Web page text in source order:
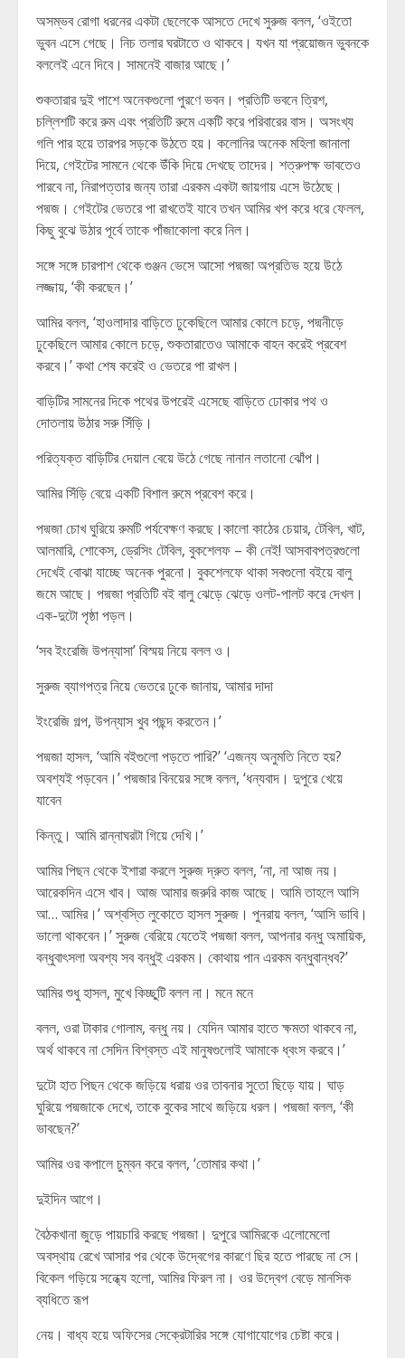
অসম্ভব রোগা ধরনের একটা ছেলেকে আসতে দেখে সুরুজ বলল, ‘ওইতো
ভুবন এসে গেছে। নিচ তলার ঘরটাতে ও থাকবে। যখন যা প্রয়োজন ভুবনকে
বললেই এনে দিবে। সামনেই বাজার আছে।’
শুকতারার দুই পাশে অনেকগুলো পুরণে ভবন। প্রতিটি ভবনে ত্রিশ,
চল্লিশটি করে রুম এবং প্রতিটি রুমে একটি করে পরিবারের বাস। অসংখ্য
গলি পার হয়ে তারপর সড়কে উঠতে হয়। কলোনির অনেক মহিলা জানালা
দিয়ে, গেইটের সামনে থেকে উঁকি দিয়ে দেখছে তাদের। শত্রুপক্ষ ভাবতেও
পারবে না, নিরাপত্তার জন্য তারা এরকম একটা জায়গায় এসে উঠেছে।
পদ্মজ। গেইটের ভেতরে পা রাখতেই যাবে তখন আমির খপ করে ধরে ফেলল,
কিছু বুঝে উঠার পূর্বে তাকে পাঁজাকোলা করে নিল।
সঙ্গে সঙ্গে চারপাশ থেকে গুঞ্জন ভেসে আসো পদ্মজা অপ্রতিভ হয়ে উঠে
লজ্জায়, ‘কী করছেন।’
আমির বলল, ‘হাওলাদার বাড়িতে ঢুকেছিলে আমার কোলে চড়ে, পদ্মনীড়ে
ঢুকেছিলে আমার কোলে চড়ে, শুকতারাতেও আমাকে বাহন করেই প্রবেশ
করবে।’ কথা শেষ করেই ও ভেতরে পা রাখল।
বাড়িটির সামনের দিকে পথের উপরেই এসেছে বাড়িতে ঢোকার পথ ও
দোতলায় উঠার সরু সিঁড়ি।
পরিত্যক্ত বাড়িটির দেয়াল বেয়ে উঠে গেছে নানান লতানো ঝোঁপ।
আমির সিঁড়ি বেয়ে একটি বিশাল রুমে প্রবেশ করে।
পদ্মজা চোখ ঘুরিয়ে রুমটি পর্যবেক্ষণ করছে।কালো কাঠের চেয়ার, টেবিল, খাট,
আলমারি, শোকেস, ড্রেসিং টেবিল, বুকশেলফ – কী নেই! আসবাবপত্রগুলো
দেখেই বোঝা যাচ্ছে অনেক পুরনো। বুকশেলফে থাকা সবগুলো বইয়ে বালু
জমে আছে। পদ্মজা প্রতিটি বই বালু ঝেড়ে ঝেড়ে ওলট-পালট করে দেখল।
এক-দুটো পৃষ্ঠা পড়ল।
‘সব ইংরেজি উপন্যাসা’ বিস্ময় নিয়ে বলল ও।
সুরুজ ব্যাগপত্র নিয়ে ভেতরে ঢুকে জানায়, আমার দাদা
ইংরেজি গল্প, উপন্যাস খুব পছন্দ করতেন।’
পদ্মজা হাসল, ‘আমি বইগুলো পড়তে পারি?’ ‘এজন্য অনুমতি নিতে হয়?
অবশ্যই পড়বেন।’ পদ্মজার বিনয়ের সঙ্গে বলল, ‘ধন্যবাদ। দুপুরে খেয়ে
যাবেন
কিন্তু। আমি রান্নাঘরটা গিয়ে দেখি।’
আমির পিছন থেকে ইশারা করলে সুরুজ দ্রুত বলল, ‘না, না আজ নয়।
আরেকদিন এসে খাব। আজ আমার জরুরি কাজ আছে। আমি তাহলে আসি
আ… আমির।’ অশ্বস্তি লুকোতে হাসল সুরুজ। পুনরায় বলল, ‘আসি ভাবি।
ভালো থাকবেন।’ সুরুজ বেরিয়ে যেতেই পদ্মজা বলল, আপনার বন্ধু অমায়িক,
বন্ধুবাৎসলা অবশ্য সব বন্ধুই এরকম। কোথায় পান এরকম বন্ধুবান্ধব?’
আমির শুধু হাসল, মুখে কিচ্ছুটি বলল না। মনে মনে
বলল, ওরা টাকার গোলাম, বন্ধু নয়। যেদিন আমার হাতে ক্ষমতা থাকবে না,
অর্থ থাকবে না সেদিন বিশ্বস্ত এই মানুষগুলোই আমাকে ধ্বংস করবে।’
দুটো হাত পিছন থেকে জড়িয়ে ধরায় ওর তাবনার সুতো ছিড়ে যায়। ঘাড়
ঘুরিয়ে পদ্মজাকে দেখে, তাকে বুকের সাথে জড়িয়ে ধরল। পদ্মজা বলল, ‘কী
ভাবছেন?’
আমির ওর কপালে চুম্বন করে বলল, ‘তোমার কথা।’
দুইদিন আগে।
বৈঠকখানা জুড়ে পায়চারি করছে পদ্মজা। দুপুরে আমিরকে এলোমেলো
অবস্থায় রেখে আসার পর থেকে উদ্বেগের কারণে ছির হতে পারছে না সে।
বিকেল গড়িয়ে সন্ধ্যে হলো, আমির ফিরল না। ওর উদ্বেগ বেড়ে মানসিক
ব্যধিতে রূপ
নেয়। বাধ্য হয়ে অফিসের সেক্রেটারির সঙ্গে যোগাযোগের চেষ্টা করে।